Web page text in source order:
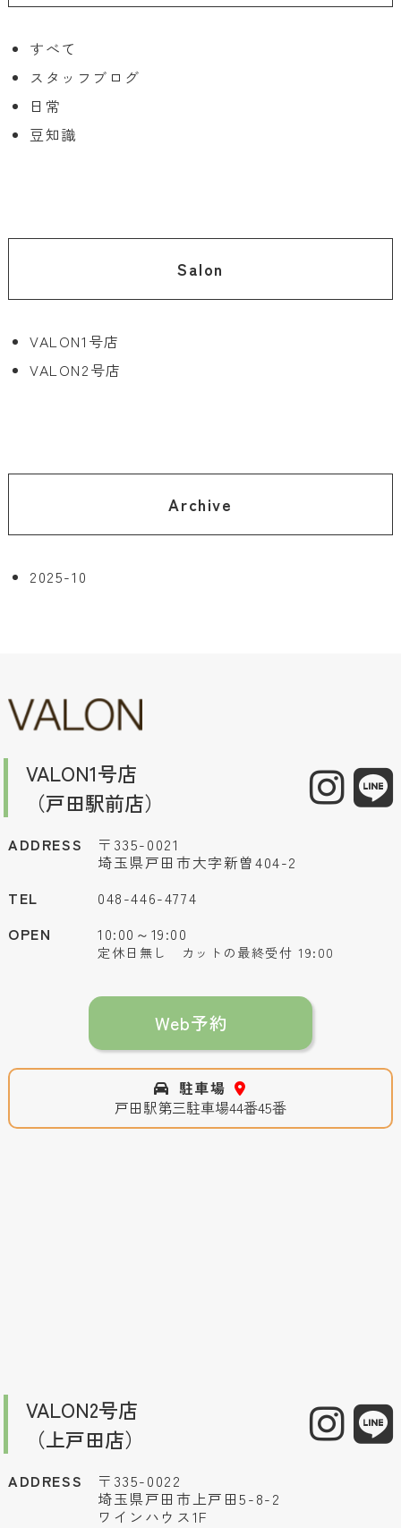
すべて
スタッフブログ
日常
豆知識
Salon
VALON1号店
VALON2号店
Archive
2025-10
VALON1号店
（戸田駅前店）
ADDRESS
〒335-0021
埼玉県戸田市大字新曽404-2
TEL
048-446-4774
OPEN
10:00～19:00
定休日無し カットの最終受付 19:00
Web予約
駐車場
戸田駅第三駐車場44番45番
VALON2号店
（上戸田店）
ADDRESS
〒335-0022
埼玉県戸田市上戸田5-8-2
ワインハウス1F